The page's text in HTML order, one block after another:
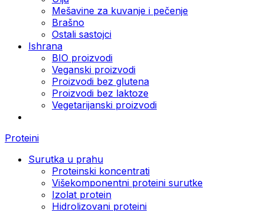
Mešavine za kuvanje i pečenje
Brašno
Ostali sastojci
Ishrana
BIO proizvodi
Veganski proizvodi
Proizvodi bez glutena
Proizvodi bez laktoze
Vegetarijanski proizvodi
Proteini
Surutka u prahu
Proteinski koncentrati
Višekomponentni proteini surutke
Izolat protein
Hidrolizovani proteini